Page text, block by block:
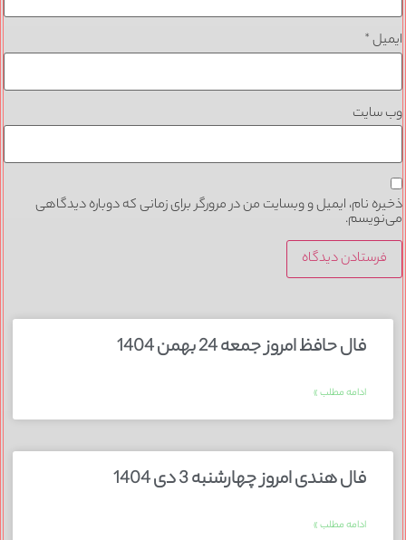
*
نام، ایمیل و وبسایت من در مرورگر برای زمانی که دوباره دیدگاهی
فال حافظ امروز جمعه 24 بهمن 1404
ادامه مطلب »
فال هندی امروز چهارشنبه 3 دی 1404
ادامه مطلب »